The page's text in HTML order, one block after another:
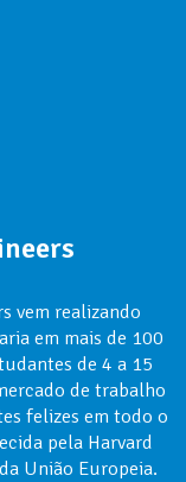
vem realizando
em mais de 100
de 4 a 15
de trabalho
felizes em todo o
pela Harvard
União Europeia.